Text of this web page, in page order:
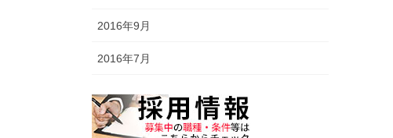
2016年9月
2016年7月